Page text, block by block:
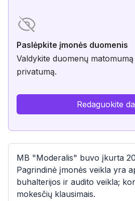
Paslėpkite įmonės duomenis
Valdykite duomenų
privatumą.
Redaguokite
MB "Moderalis" buvo įkurta
Pagrindinė įmonės veikla yra
buhalterijos ir audito veikla;
mokesčių klausimais.